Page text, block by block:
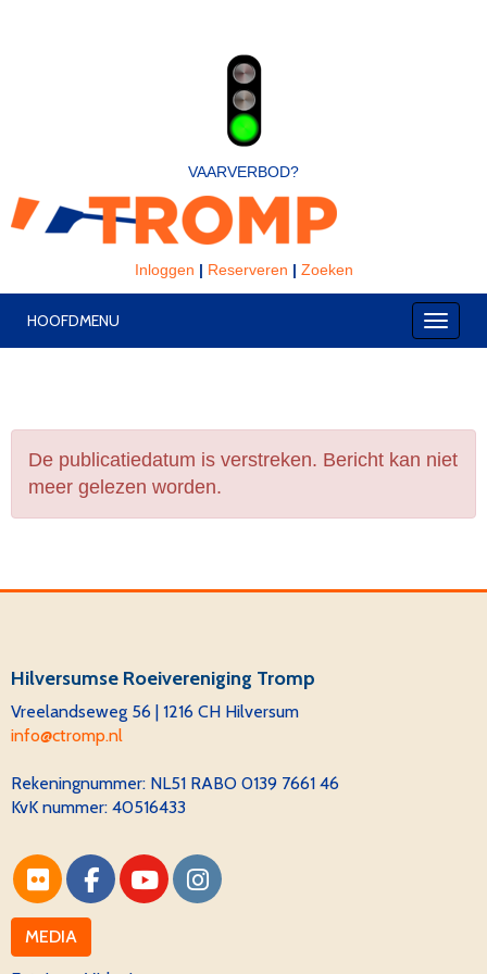
VAARVERBOD?
Inloggen | Reserveren | Zoeken
HOOFDMENU
De publicatiedatum is verstreken. Bericht kan niet
meer gelezen worden.
Hilversumse Roeivereniging Tromp
Vreelandseweg 56 | 1216 CH Hilversum
ofni@ctromp.nl
Rekeningnummer: NL51 RABO 0139 7661 46
KvK nummer: 40516433
MEDIA